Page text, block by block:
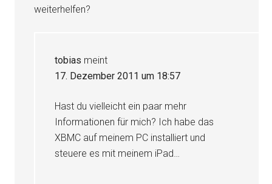
weiterhelfen?
tobias meint
17. Dezember 2011 um 18:57
Hast du vielleicht ein paar mehr
Informationen für mich? Ich habe das
XBMC auf meinem PC installiert und
steuere es mit meinem iPad…